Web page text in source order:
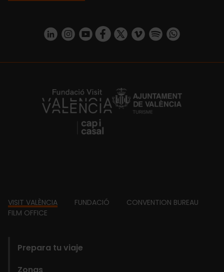
https://www.linkedin.com/company/turismo-valencia/mycompany/
https://www.instagram.com/visit_valencia/
https://www.youtube.com/user/
https://www.facebook.com/
https://twitter.com/
https://vimeo.com/
https://https://api.whatsapp.com/
https://fundacion.visitvalencia.com/
Footer
VISIT VALÈNCIA FUNDACIÓ
CONVENTION BUREAU
FILM OFFICE
Prepara tu viaje
Zonas